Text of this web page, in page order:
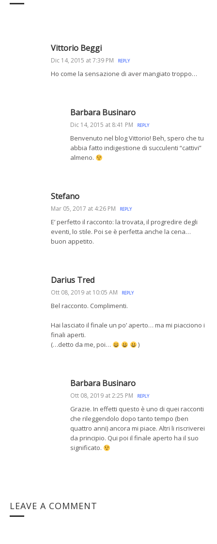
Vittorio Beggi
Dic 14, 2015 at 7:39 PM REPLY
Ho come la sensazione di aver mangiato troppo…
Barbara Businaro
Dic 14, 2015 at 8:41 PM REPLY
Benvenuto nel blog Vittorio! Beh, spero che tu
abbia fatto indigestione di succulenti “cattivi”
almeno.
Stefano
Mar 05, 2017 at 4:26 PM REPLY
E’ perfetto il racconto: la trovata, il progredire degli
eventi, lo stile. Poi se è perfetta anche la cena…
buon appetito.
Darius Tred
Ott 08, 2019 at 10:05 AM REPLY
Bel racconto. Complimenti.
Hai lasciato il finale un po’ aperto… ma mi piacciono i
finali aperti.
(…detto da me, poi…
)
Barbara Businaro
Ott 08, 2019 at 2:25 PM REPLY
Grazie. In effetti questo è uno di quei racconti
che rileggendolo dopo tanto tempo (ben
quattro anni) ancora mi piace. Altri li riscriverei
da principio. Qui poi il finale aperto ha il suo
significato.
LEAVE A COMMENT